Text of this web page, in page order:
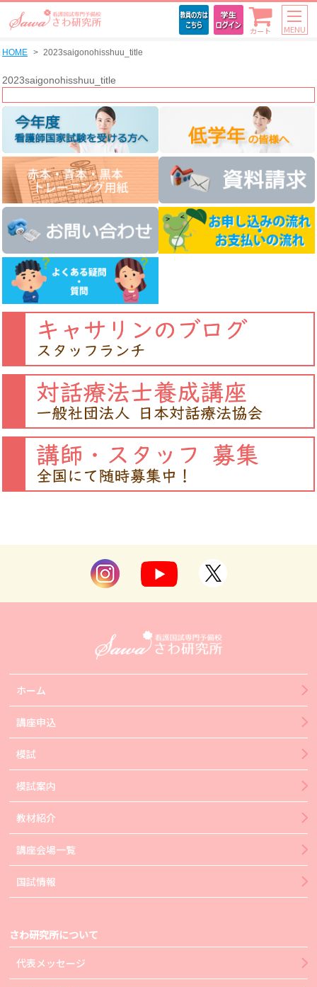
カート MENU
HOME 2023saigonohisshuu_title
2023saigonohisshuu_title
ホーム
講座申込
模試
模試案内
教材紹介
講座会場一覧
国試情報
さわ研究所について
代表メッセージ